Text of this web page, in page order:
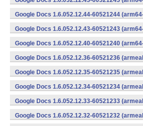
Google Docs 1.6.052.12.44-60521244
Google Docs 1.6.052.12.43-60521243
Google Docs 1.6.052.12.40-60521240
Google Docs 1.6.052.12.36-60521236
Google Docs 1.6.052.12.35-60521235
Google Docs 1.6.052.12.34-60521234
Google Docs 1.6.052.12.33-60521233
Google Docs 1.6.052.12.32-60521232